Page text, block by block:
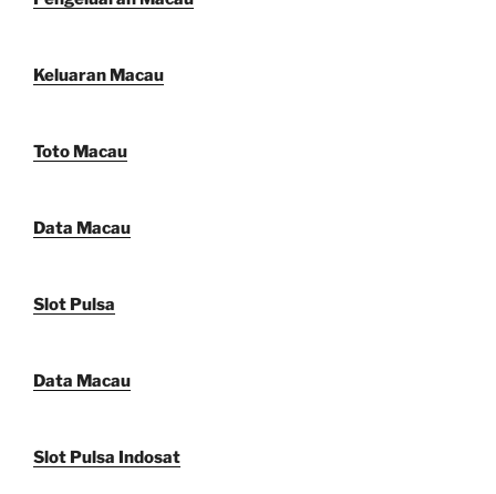
Keluaran Macau
Toto Macau
Data Macau
Slot Pulsa
Data Macau
Slot Pulsa Indosat